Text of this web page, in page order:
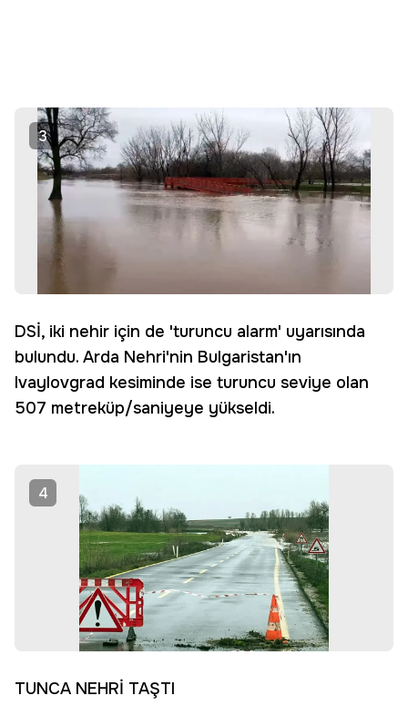
3
DSİ, iki nehir için de 'turuncu alarm' uyarısında
bulundu. Arda Nehri'nin Bulgaristan'ın
Ivaylovgrad kesiminde ise turuncu seviye olan
507 metreküp/saniyeye yükseldi.
4
TUNCA NEHRİ TAŞTI